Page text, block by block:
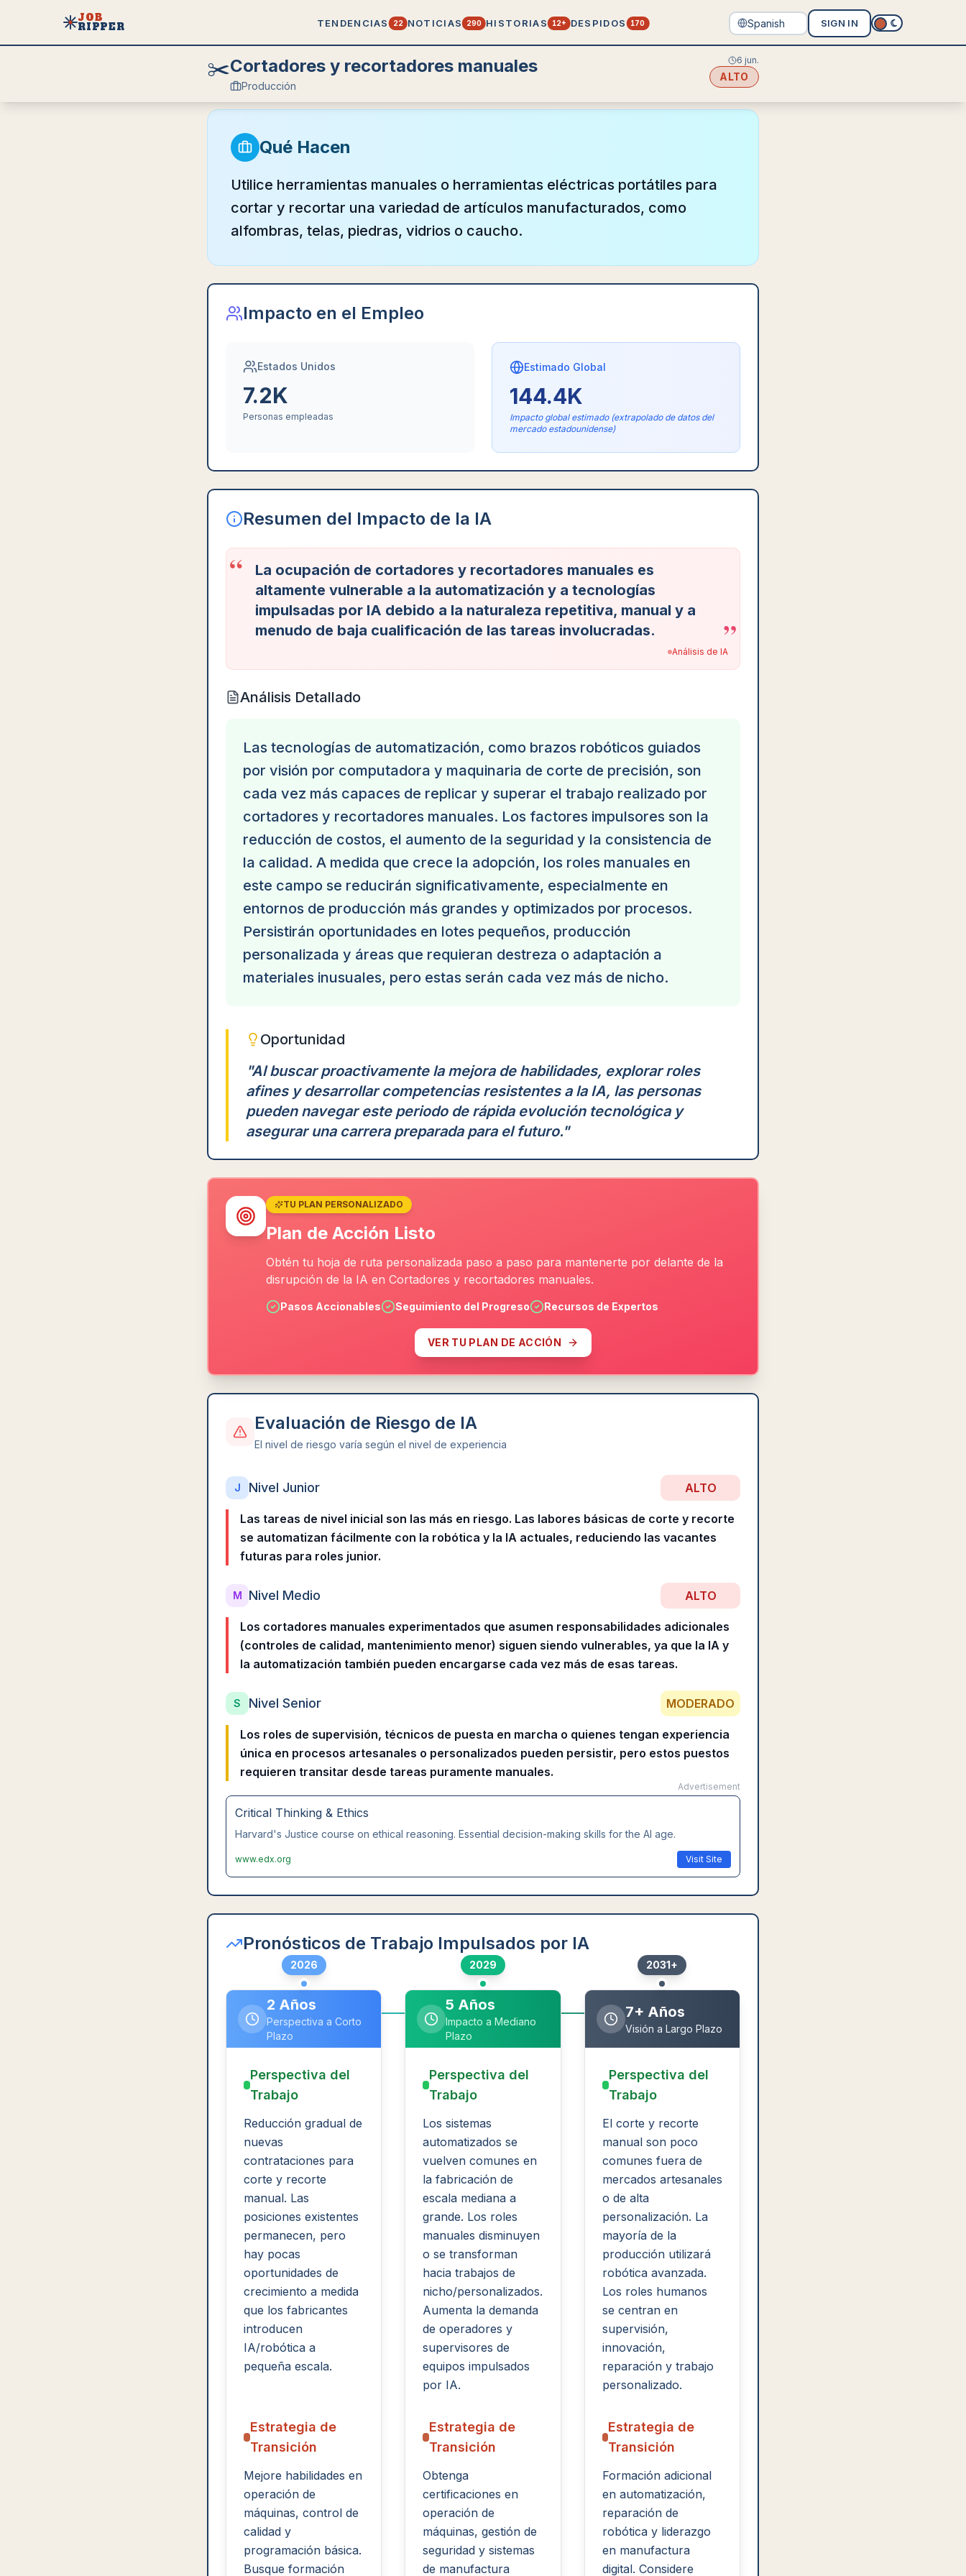
JOB
RIPPER TENDENCIAS 22 NOTICIAS 290 HISTORIAS 12+ DESPIDOS 170 SIGN IN
✂️Cortadores y recortadores manuales
Producción
6 jun.
ALTO
Qué Hacen
Utilice herramientas manuales o herramientas eléctricas portátiles para
cortar y recortar una variedad de artículos manufacturados, como
alfombras, telas, piedras, vidrios o caucho.
Impacto en el Empleo
Estados Unidos
7.2K
Personas empleadas
Estimado Global
144.4K
Impacto global estimado (extrapolado de datos del
mercado estadounidense)
Resumen del Impacto de la IA
“
La ocupación de cortadores y recortadores manuales es
altamente vulnerable a la automatización y a tecnologías
impulsadas por IA debido a la naturaleza repetitiva, manual y a
menudo de baja cualificación de las tareas involucradas.
”
Análisis de IA
Análisis Detallado
Las tecnologías de automatización, como brazos robóticos guiados
por visión por computadora y maquinaria de corte de precisión, son
cada vez más capaces de replicar y superar el trabajo realizado por
cortadores y recortadores manuales. Los factores impulsores son la
reducción de costos, el aumento de la seguridad y la consistencia de
la calidad. A medida que crece la adopción, los roles manuales en
este campo se reducirán significativamente, especialmente en
entornos de producción más grandes y optimizados por procesos.
Persistirán oportunidades en lotes pequeños, producción
personalizada y áreas que requieran destreza o adaptación a
materiales inusuales, pero estas serán cada vez más de nicho.
Oportunidad
"Al buscar proactivamente la mejora de habilidades, explorar roles
afines y desarrollar competencias resistentes a la IA, las personas
pueden navegar este periodo de rápida evolución tecnológica y
asegurar una carrera preparada para el futuro."
TU PLAN PERSONALIZADO
Plan de Acción Listo
Obtén tu hoja de ruta personalizada paso a paso para mantenerte por delante de la
disrupción de la IA en Cortadores y recortadores manuales.
Pasos Accionables Seguimiento del Progreso Recursos de Expertos
VER TU PLAN DE ACCIÓN
Evaluación de Riesgo de IA
El nivel de riesgo varía según el nivel de experiencia
J Nivel Junior ALTO
Las tareas de nivel inicial son las más en riesgo. Las labores básicas de corte y recorte
se automatizan fácilmente con la robótica y la IA actuales, reduciendo las vacantes
futuras para roles junior.
M Nivel Medio ALTO
Los cortadores manuales experimentados que asumen responsabilidades adicionales
(controles de calidad, mantenimiento menor) siguen siendo vulnerables, ya que la IA y
la automatización también pueden encargarse cada vez más de esas tareas.
S Nivel Senior MODERADO
Los roles de supervisión, técnicos de puesta en marcha o quienes tengan experiencia
única en procesos artesanales o personalizados pueden persistir, pero estos puestos
requieren transitar desde tareas puramente manuales.
Advertisement
Critical Thinking & Ethics
Harvard's Justice course on ethical reasoning. Essential decision-making skills for the AI age.
www.edx.org Visit Site
Pronósticos de Trabajo Impulsados por IA
2026
2 Años
Perspectiva a Corto
Plazo
Perspectiva del
Trabajo
Reducción gradual de
nuevas
contrataciones para
corte y recorte
manual. Las
posiciones existentes
permanecen, pero
hay pocas
oportunidades de
crecimiento a medida
que los fabricantes
introducen
IA/robótica a
pequeña escala.
Estrategia de
Transición
Mejore habilidades en
operación de
máquinas, control de
calidad y
programación básica.
Busque formación
2029
5 Años
Impacto a Mediano
Plazo
Perspectiva del
Trabajo
Los sistemas
automatizados se
vuelven comunes en
la fabricación de
escala mediana a
grande. Los roles
manuales disminuyen
o se transforman
hacia trabajos de
nicho/personalizados.
Aumenta la demanda
de operadores y
supervisores de
equipos impulsados
por IA.
Estrategia de
Transición
Obtenga
certificaciones en
operación de
máquinas, gestión de
seguridad y sistemas
de manufactura
2031+
7+ Años
Visión a Largo Plazo
Perspectiva del
Trabajo
El corte y recorte
manual son poco
comunes fuera de
mercados artesanales
o de alta
personalización. La
mayoría de la
producción utilizará
robótica avanzada.
Los roles humanos
se centran en
supervisión,
innovación,
reparación y trabajo
personalizado.
Estrategia de
Transición
Formación adicional
en automatización,
reparación de
robótica y liderazgo
en manufactura
digital. Considere